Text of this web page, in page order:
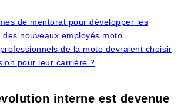
de mentorat pour développer les
des nouveaux employés moto
de la moto devraient choisir
pour leur carrière ?
interne est devenue